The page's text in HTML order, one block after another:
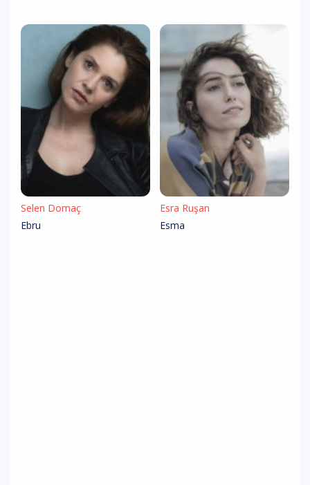
Selen Domaç
Ebru
Esra Ruşan
Esma